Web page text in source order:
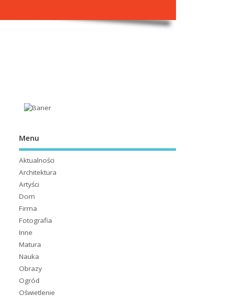
Menu
Aktualności
Architektura
Artyści
Dom
Firma
Fotografia
Inne
Matura
Nauka
Obrazy
Ogród
Oświetlenie